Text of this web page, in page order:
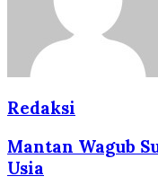
Redaksi
Mantan Wagub
Usia